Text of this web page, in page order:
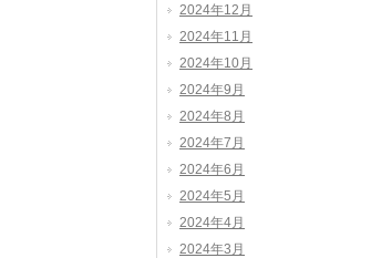
2024年12月
2024年11月
2024年10月
2024年9月
2024年8月
2024年7月
2024年6月
2024年5月
2024年4月
2024年3月